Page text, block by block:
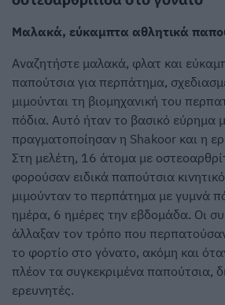
Μαλακά, εύκαμπτα αθλητικά
Αναζητήστε μαλακά, φλατ και
παπούτσια για περπάτημα,
μιμούνται τη βιομηχανική του
πόδια. Αυτό ήταν το βασικό εύρημα
πραγματοποίησαν η Shakoor και η
Στη μελέτη, 16 άτομα με
φορούσαν ειδικά παπούτσια
μιμούνταν το περπάτημα με γυμνά
ημέρα, 6 ημέρες την εβδομάδα. Οι
άλλαξαν τον τρόπο που
το φορτίο στο γόνατο, ακόμη και
πλέον τα συγκεκριμένα παπούτσια,
ερευνητές.